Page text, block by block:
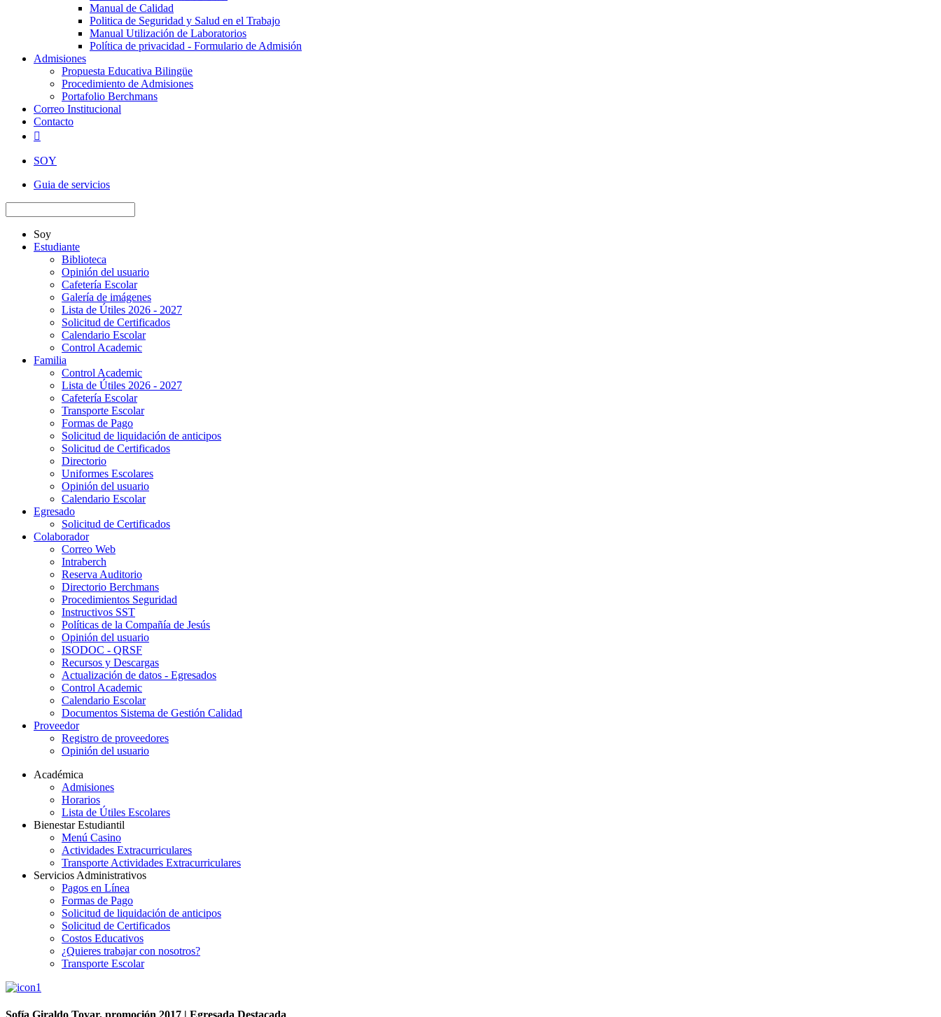
Manual de Calidad
Politica de Seguridad y Salud en el Trabajo
Manual Utilización de Laboratorios
Política de privacidad - Formulario de Admisión
Admisiones
Propuesta Educativa Bilingüe
Procedimiento de Admisiones
Portafolio Berchmans
Correo Institucional
Contacto

SOY
Guia de servicios
Soy
Estudiante
Biblioteca
Opinión del usuario
Cafetería Escolar
Galería de imágenes
Lista de Útiles 2026 - 2027
Solicitud de Certificados
Calendario Escolar
Control Academic
Familia
Control Academic
Lista de Útiles 2026 - 2027
Cafetería Escolar
Transporte Escolar
Formas de Pago
Solicitud de liquidación de anticipos
Solicitud de Certificados
Directorio
Uniformes Escolares
Opinión del usuario
Calendario Escolar
Egresado
Solicitud de Certificados
Colaborador
Correo Web
Intraberch
Reserva Auditorio
Directorio Berchmans
Procedimientos Seguridad
Instructivos SST
Políticas de la Compañía de Jesús
Opinión del usuario
ISODOC - QRSF
Recursos y Descargas
Actualización de datos - Egresados
Control Academic
Calendario Escolar
Documentos Sistema de Gestión Calidad
Proveedor
Registro de proveedores
Opinión del usuario
Académica
Admisiones
Horarios
Lista de Útiles Escolares
Bienestar Estudiantil
Menú Casino
Actividades Extracurriculares
Transporte Actividades Extracurriculares
Servicios Administrativos
Pagos en Línea
Formas de Pago
Solicitud de liquidación de anticipos
Solicitud de Certificados
Costos Educativos
¿Quieres trabajar con nosotros?
Transporte Escolar
Sofía Giraldo Tovar, promoción 2017 | Egresada Destacada